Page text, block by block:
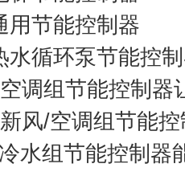
用节能控制器
水循环泵节能控
调组节能控制器
风/空调组节能
水组节能控制器